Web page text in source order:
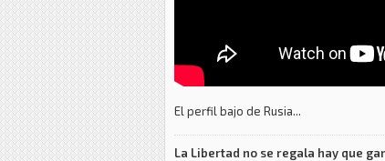
El perfil bajo de Rusia...
La Libertad no se regala hay que